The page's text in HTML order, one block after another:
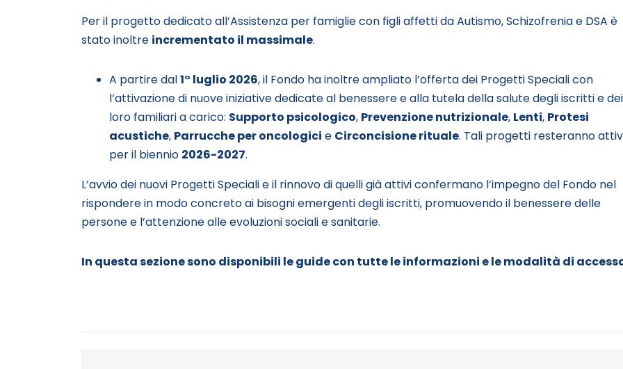
Per il progetto dedicato all’Assistenza per famiglie con figli affetti da Autismo, Schizofrenia e DSA è
stato inoltre incrementato il massimale.
A partire dal1° luglio 2026, il Fondo ha inoltre ampliato l’offerta dei Progetti Speciali con
l’attivazione di nuove iniziative dedicate al benessere e alla tutela della salute degli iscritti e dei
loro familiari a carico: Supporto psicologico, Prevenzione nutrizionale, Lenti, Protesi
acustiche, Parrucche per oncologici e Circoncisione rituale. Tali progetti resteranno
per il biennio 2026-2027.
L’avvio dei nuovi Progetti Speciali e il rinnovo di quelli già attivi confermano l’impegno del Fondo nel
rispondere in modo concreto ai bisogni emergenti degli iscritti, promuovendo il benessere delle
persone e l’attenzione alle evoluzioni sociali e sanitarie.
In questa sezione sono disponibili le guide con tutte le informazioni e le modalità di